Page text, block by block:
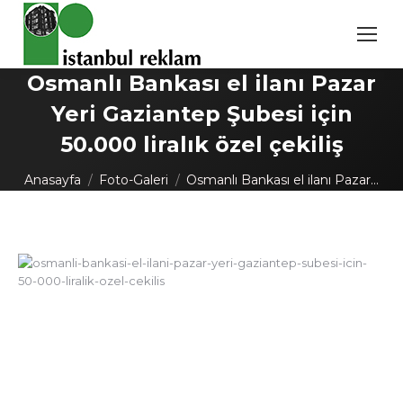
Osmanlı Bankası el ilanı Pazar
Yeri Gaziantep Şubesi için
50.000 liralık özel çekiliş
Anasayfa Foto-Galeri Osmanlı Bankası el ilanı Pazar…